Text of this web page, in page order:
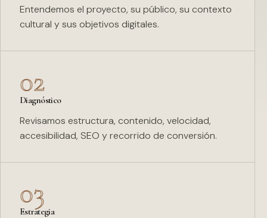
Entendemos el proyecto, su público, su contexto
cultural y sus objetivos digitales.
02
Diagnóstico
Revisamos estructura, contenido, velocidad,
accesibilidad, SEO y recorrido de conversión.
03
Estrategia